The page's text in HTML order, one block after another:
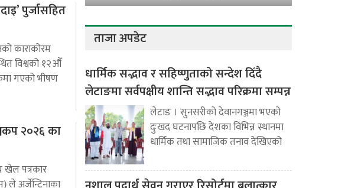
पुर्जासहित
काराकोरम
विश्वको १२औँ
गएको भीषण
२०२६ का
खेल पत्रकार
अर्जेन्टिनाका
ताजा अपडेट
धार्मिक सद्भाव र सहिष्णुताको सन्देश दिँदै
लेटाङमा सर्वपक्षीय शान्ति सद्भाव परिक्रमा सम्पन्न
लेटाङ । सुनसरीको देवानगञ्जमा भएको
दुःखद घटनापछि देशका विभिन्न स्थानमा
धार्मिक तथा सामाजिक तनाव देखिएको